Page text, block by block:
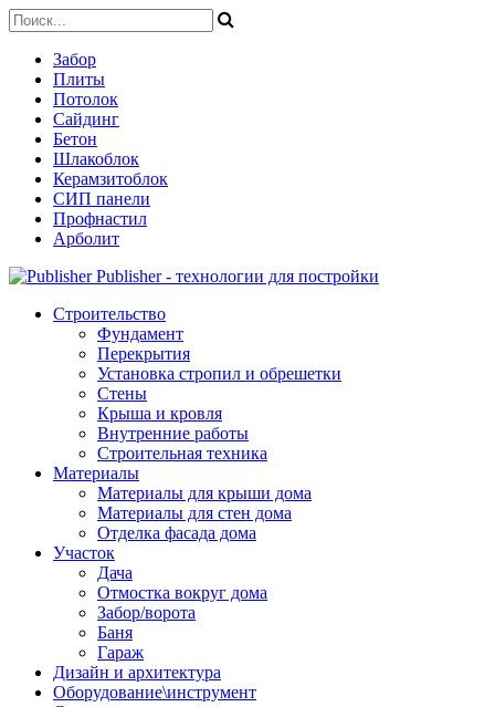
Забор
Плиты
Потолок
Сайдинг
Бетон
Шлакоблок
Керамзитоблок
СИП панели
Профнастил
Арболит
Publisher - технологии для постройки
Строительство
Фундамент
Перекрытия
Установка стропил и обрешетки
Стены
Крыша и кровля
Внутренние работы
Строительная техника
Материалы
Материалы для крыши дома
Материалы для стен дома
Отделка фасада дома
Участок
Дача
Отмостка вокруг дома
Забор/ворота
Баня
Гараж
Дизайн и архитектура
Оборудование\инструмент